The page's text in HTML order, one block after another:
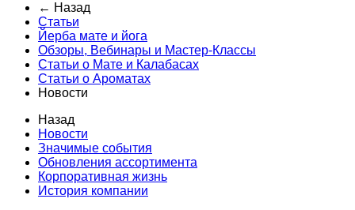
← Назад
Статьи
Йерба мате и йога
Обзоры, Вебинары и Мастер-Классы
Статьи о Мате и Калабасах
Статьи о Ароматах
Новости
Назад
Новости
Значимые события
Обновления ассортимента
Корпоративная жизнь
История компании